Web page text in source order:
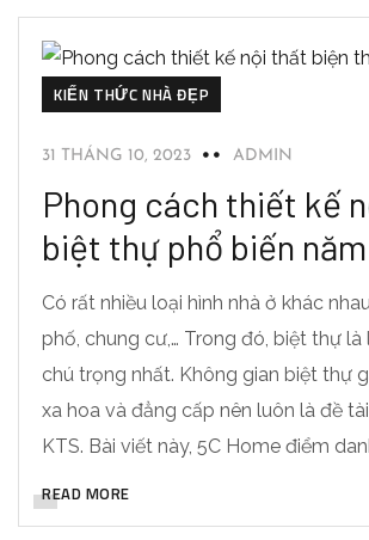
KIẾN THỨC NHÀ ĐẸP
31 THÁNG 10, 2023 ADMIN
Phong cách thiết kế
biệt thự phổ biến
Có rất nhiều loại hình nhà ở khác
phố, chung cư,… Trong đó, biệt thự
chú trọng nhất. Không gian biệt thự
xa hoa và đẳng cấp nên luôn là đề
KTS. Bài viết này, 5C Home điểm
READ MORE